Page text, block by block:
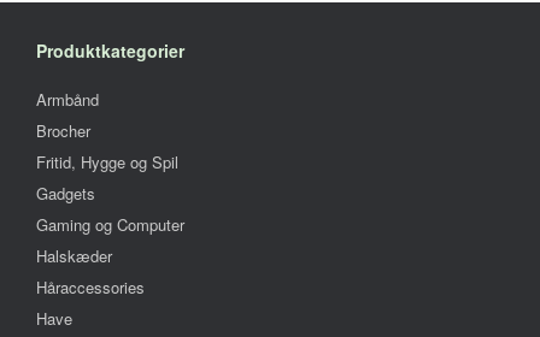
Produktkategorier
Armbånd
Brocher
Fritid, Hygge og Spil
Gadgets
Gaming og Computer
Halskæder
Håraccessories
Have